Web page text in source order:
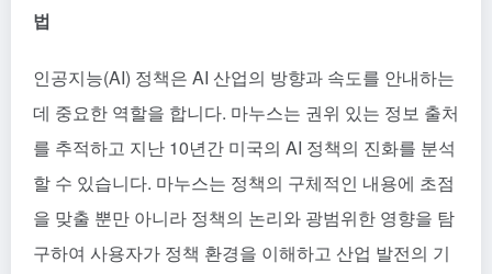
법
인공지능(AI) 정책은 AI 산업의 방향과 속도를 안내하는
데 중요한 역할을 합니다. 마누스는 권위 있는 정보 출처
를 추적하고 지난 10년간 미국의 AI 정책의 진화를 분석
할 수 있습니다. 마누스는 정책의 구체적인 내용에 초점
을 맞출 뿐만 아니라 정책의 논리와 광범위한 영향을 탐
구하여 사용자가 정책 환경을 이해하고 산업 발전의 기